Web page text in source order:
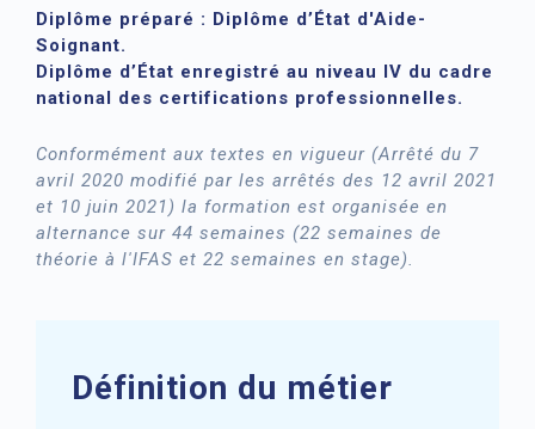
Diplôme préparé : Diplôme d’État d'Aide-
Soignant.
Diplôme d’État enregistré au niveau IV du cadre
national des certifications professionnelles.
Conformément aux textes en vigueur (Arrêté du 7
avril 2020 modifié par les arrêtés des 12 avril 2021
et 10 juin 2021) la formation est organisée en
alternance sur 44 semaines (22 semaines de
théorie à l'IFAS et 22 semaines en stage).
Définition du métier